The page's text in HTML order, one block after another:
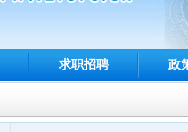
求职招聘 政